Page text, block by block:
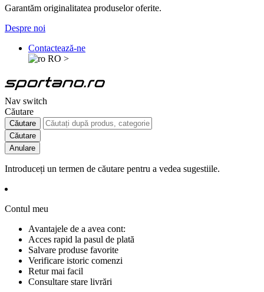
Garantăm originalitatea produselor oferite.
Despre noi
Contactează-ne
RO >
Nav switch
Căutare
Căutare
Căutare
Anulare
Introduceți un termen de căutare pentru a vedea sugestiile.
Contul meu
Avantajele de a avea cont:
Acces rapid la pasul de plată
Salvare produse favorite
Verificare istoric comenzi
Retur mai facil
Consultare stare livrări